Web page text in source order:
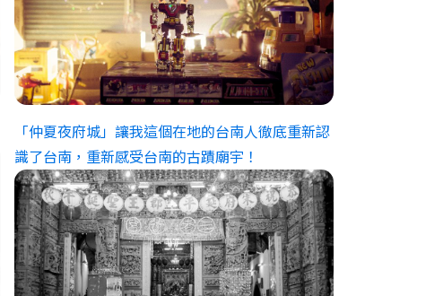
「仲夏夜府城」讓我這個在地的台南人徹底重新認
識了台南，重新感受台南的古蹟廟宇！